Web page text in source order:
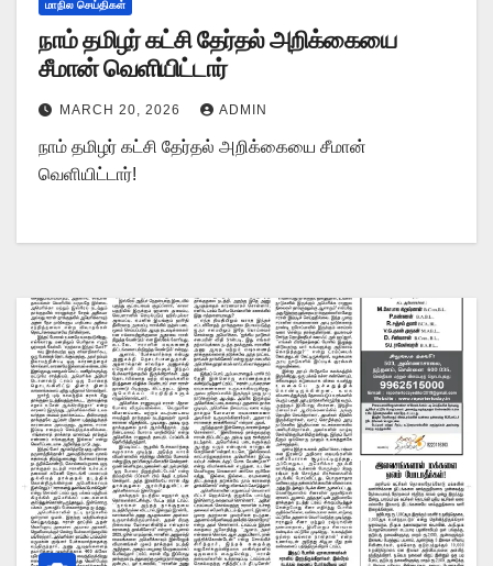
மாநில செய்திகள்
நாம் தமிழர் கட்சி தேர்தல் அறிக்கையை
சீமான் வெளியிட்டார்
MARCH 20, 2026 ADMIN
நாம் தமிழர் கட்சி தேர்தல் அறிக்கையை சீமான்
வெளியிட்டார்!